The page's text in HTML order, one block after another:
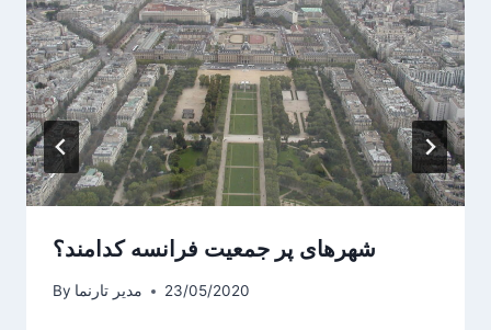
شهرهای پر جمعیت فرانسه کدامند؟
By مدیر تارنما 23/05/2020